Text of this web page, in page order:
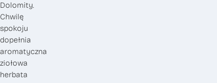
Dolomity.
Chwilę
spokoju
dopełnia
aromatyczna
ziołowa
herbata